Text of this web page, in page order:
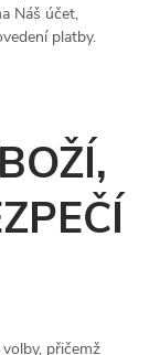
Náš účet,
platby.
přičemž